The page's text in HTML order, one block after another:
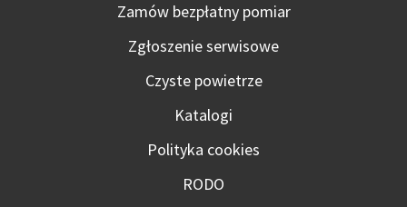
Zamów bezpłatny pomiar
Zgłoszenie serwisowe
Czyste powietrze
Katalogi
Polityka cookies
RODO